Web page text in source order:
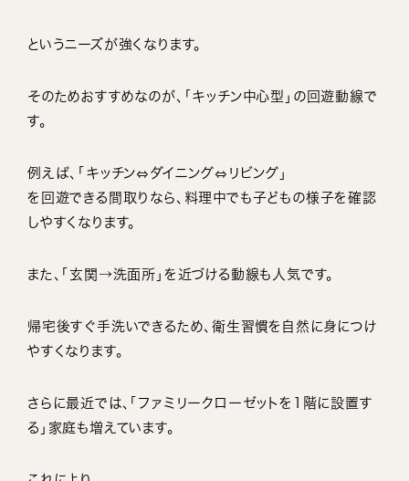
というニーズが強くなります。
そのためおすすめなのが、「キッチン中心型」の回遊動線で
す。
例えば、「キッチン⇔ダイニング⇔リビング」
を回遊できる間取りなら、料理中でも子どもの様子を確認
しやすくなります。
また、「玄関→洗面所」を近づける動線も人気です。
帰宅後すぐ手洗いできるため、衛生習慣を自然に身につけ
やすくなります。
さらに最近では、「ファミリークローゼットを1階に設置す
る」家庭も増えています。